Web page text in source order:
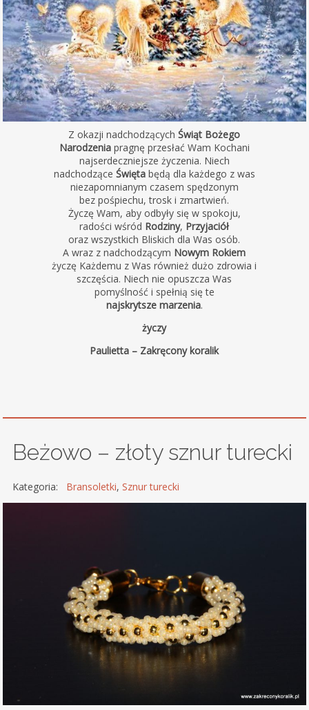
Z okazji nadchodzącychŚwiąt Bożego
Narodzeniapragnę przesłać Wam Kochani
najserdeczniejsze życzenia. Niech
nadchodzące Świętabędą dla każdego z was
niezapomnianym czasem spędzonym
bez pośpiechu, trosk i zmartwień.
Życzę Wam, aby odbyły się w spokoju,
radości wśród Rodziny, Przyjaciół
oraz wszystkich Bliskich dla Was osób.
A wraz z nadchodzącym Nowym Rokiem
życzę Każdemu z Was również dużo zdrowia i
szczęścia. Niech nie opuszcza Was
pomyślność i spełnią się te
najskrytsze marzenia.
życzy
Paulietta – Zakręcony koralik
Beżowo – złoty sznur turecki
Kategoria: Bransoletki, Sznur turecki